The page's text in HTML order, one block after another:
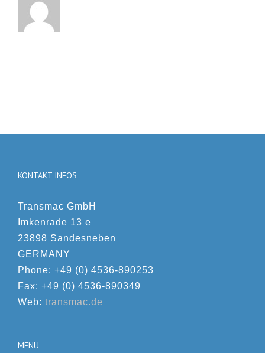
KONTAKT INFOS
Transmac GmbH
Imkenrade 13 e
23898 Sandesneben
GERMANY
Phone: +49 (0) 4536-890253
Fax: +49 (0) 4536-890349
Web: transmac.de
MENÜ